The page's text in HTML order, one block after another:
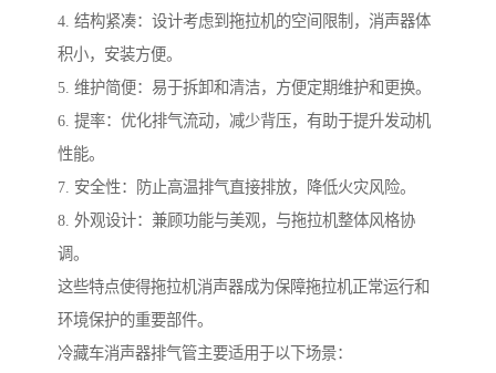
4. 结构紧凑：设计考虑到拖拉机的空间限制，消声器体
积小，安装方便。
5. 维护简便：易于拆卸和清洁，方便定期维护和更换。
6. 提率：优化排气流动，减少背压，有助于提升发动机
性能。
7. 安全性：防止高温排气直接排放，降低火灾风险。
8. 外观设计：兼顾功能与美观，与拖拉机整体风格协
调。
这些特点使得拖拉机消声器成为保障拖拉机正常运行和
环境保护的重要部件。
冷藏车消声器排气管主要适用于以下场景：